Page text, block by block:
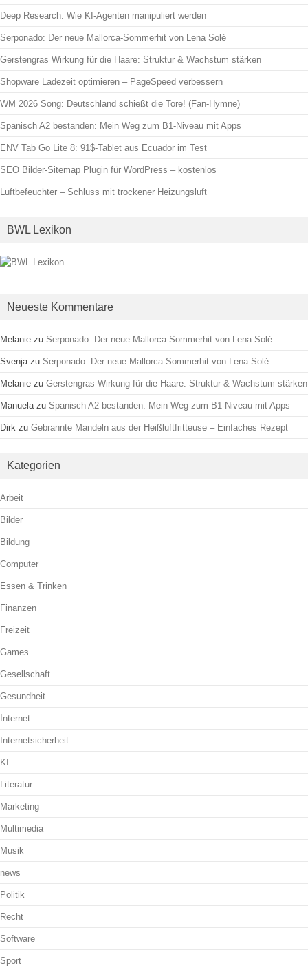
Deep Research: Wie KI-Agenten manipuliert werden
Serponado: Der neue Mallorca-Sommerhit von Lena Solé
Gerstengras Wirkung für die Haare: Struktur & Wachstum stärken
Shopware Ladezeit optimieren – PageSpeed verbessern
WM 2026 Song: Deutschland schießt die Tore! (Fan-Hymne)
Spanisch A2 bestanden: Mein Weg zum B1-Niveau mit Apps
ENV Tab Go Lite 8: 91$-Tablet aus Ecuador im Test
SEO Bilder-Sitemap Plugin für WordPress – kostenlos
Luftbefeuchter – Schluss mit trockener Heizungsluft
BWL Lexikon
Neueste Kommentare
Melanie zu Serponado: Der neue Mallorca-Sommerhit von Lena Solé
Svenjazu Serponado: Der neue Mallorca-Sommerhit von Lena Solé
Melanie zu Gerstengras Wirkung für die Haare: Struktur & Wachstum stärken
Manuelazu Spanisch A2 bestanden: Mein Weg zum B1-Niveau mit Apps
Dirk zu Gebrannte Mandeln aus der Heißluftfritteuse – Einfaches Rezept
Kategorien
Arbeit
Bilder
Bildung
Computer
Essen & Trinken
Finanzen
Freizeit
Games
Gesellschaft
Gesundheit
Internet
Internetsicherheit
KI
Literatur
Marketing
Multimedia
Musik
news
Politik
Recht
Software
Sport